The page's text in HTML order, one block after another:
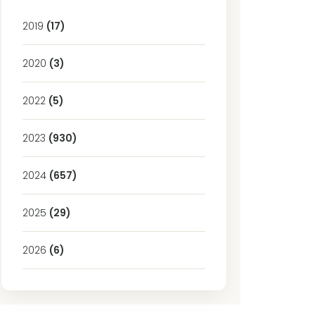
2019 (17)
2020 (3)
2022 (5)
2023 (930)
2024 (657)
2025 (29)
2026 (6)